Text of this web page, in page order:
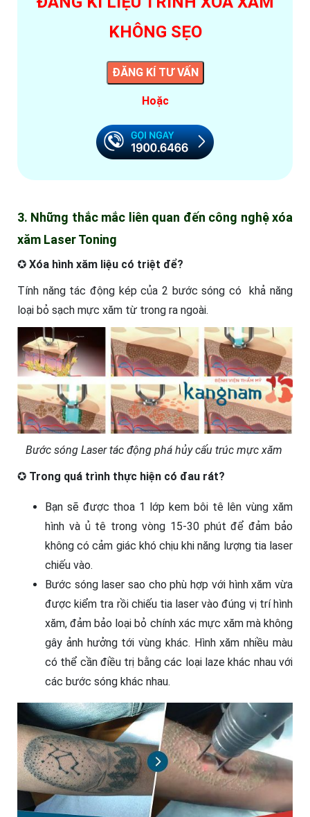
KHÔNG SẸO
ĐĂNG KÍ TƯ VẤN
Hoặc
3. Những thắc mắc liên quan đến công nghệ xóa
xăm Laser Toning
✪ Xóa hình xăm liệu có triệt để?
Tính năng tác động kép của 2 bước sóng có khả năng
loại bỏ sạch mực xăm từ trong ra ngoài.
Bước sóng Laser tác động phá hủy cấu trúc mực xăm
✪ Trong quá trình thực hiện có đau rát?
Bạn sẽ được thoa 1 lớp kem bôi tê lên vùng xăm
hình và ủ tê trong vòng 15-30 phút để đảm bảo
không có cảm giác khó chịu khi năng lượng tia laser
chiếu vào.
Bước sóng laser sao cho phù hợp với hình xăm vừa
được kiểm tra rồi chiếu tia laser vào đúng vị trí hình
xăm, đảm bảo loại bỏ chính xác mực xăm mà không
gây ảnh hưởng tới vùng khác. Hình xăm nhiều màu
có thể cần điều trị bằng các loại laze khác nhau với
các bước sóng khác nhau.